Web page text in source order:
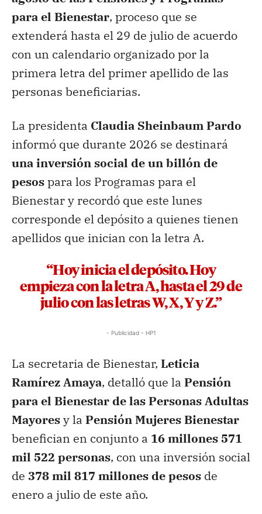
para el Bienestar, proceso que se
extenderá hasta el 29 de julio de acuerdo
con un calendario organizado por la
primera letra del primer apellido de las
personas beneficiarias.
La presidenta Claudia Sheinbaum Pardo
informó que durante 2026 se destinará
una inversión social de un billón de
pesospara los Programas para el
Bienestar y recordó que este lunes
corresponde el depósito a quienes tienen
apellidos que inician con la letra A.
“Hoy inicia el depósito. Hoy
empieza con la letra A, hasta el 29 de
julio con las letras W, X, Y y Z.”
- Publicidad - HP1
La secretaria de Bienestar, Leticia
Ramírez Amaya, detalló que la Pensión
para el Bienestar de las Personas Adultas
Mayoresy la Pensión Mujeres Bienestar
benefician en conjunto a 16 millones 571
mil 522 personas, con una inversión social
de 378 mil 817 millones de pesos de
enero a julio de este año.